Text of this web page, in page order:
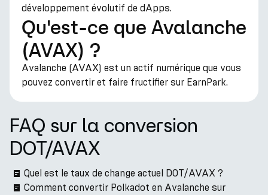
développement évolutif de dApps.
Qu'est-ce que Avalanche
(AVAX) ?
Avalanche (AVAX) est un actif numérique que vous
pouvez convertir et faire fructifier sur EarnPark.
FAQ sur la conversion
DOT/AVAX
Quel est le taux de change actuel DOT/AVAX ?
Comment convertir Polkadot en Avalanche sur